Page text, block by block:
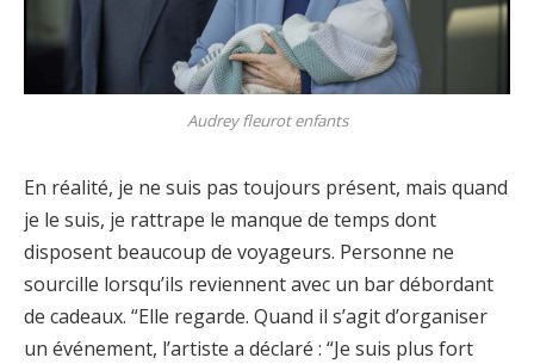
Audrey fleurot enfants
En réalité, je ne suis pas toujours présent, mais quand
je le suis, je rattrape le manque de temps dont
disposent beaucoup de voyageurs. Personne ne
sourcille lorsqu’ils reviennent avec un bar débordant
de cadeaux. “Elle regarde. Quand il s’agit d’organiser
un événement, l’artiste a déclaré : “Je suis plus fort